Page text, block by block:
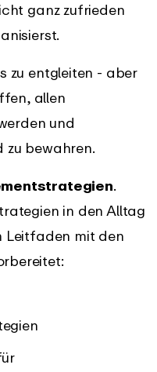
ganz zufrieden
zu entgleiten - aber
allen
und
zu bewahren.
.
in den Alltag
Leitfaden mit den